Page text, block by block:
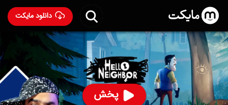
دانلود مایکت
پخش
استریم سلام همسایه موبایلی - پرهام گیم پلیساخت 1405
۱۷ 93% پرهام گیم پلی
ساخت ایران سال 1405
رده سنی ۱۳+